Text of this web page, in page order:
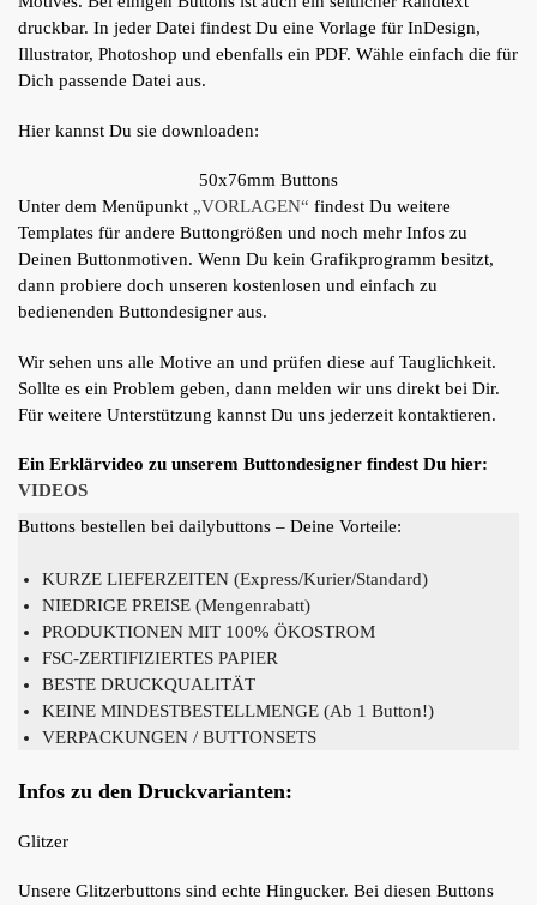
druckbar. In jeder Datei findest Du eine Vorlage für InDesign,
Illustrator, Photoshop und ebenfalls ein PDF. Wähle einfach die für
Dich passende Datei aus.
Hier kannst Du sie downloaden:
50x76mm Buttons
Unter dem Menüpunkt „VORLAGEN“ findest Du weitere
Templates für andere Buttongrößen und noch mehr Infos zu
Deinen Buttonmotiven. Wenn Du kein Grafikprogramm besitzt,
dann probiere doch unseren kostenlosen und einfach zu
bedienenden Buttondesigner aus.
Wir sehen uns alle Motive an und prüfen diese auf Tauglichkeit.
Sollte es ein Problem geben, dann melden wir uns direkt bei Dir.
Für weitere Unterstützung kannst Du uns jederzeit kontaktieren.
Ein Erklärvideo zu unserem Buttondesigner findest Du hier:
VIDEOS
Buttons bestellen bei dailybuttons – Deine Vorteile:
KURZE LIEFERZEITEN (Express/Kurier/Standard)
NIEDRIGE PREISE (Mengenrabatt)
PRODUKTIONEN MIT 100% ÖKOSTROM
FSC-ZERTIFIZIERTES PAPIER
BESTE DRUCKQUALITÄT
KEINE MINDESTBESTELLMENGE (Ab 1 Button!)
VERPACKUNGEN / BUTTONSETS
Infos zu den Druckvarianten:
Glitzer
Unsere Glitzerbuttons sind echte Hingucker. Bei diesen Buttons